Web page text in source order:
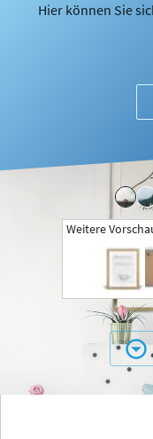
Hier können Sie
Weitere